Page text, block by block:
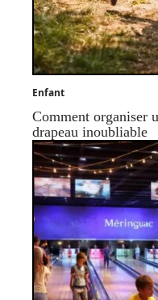
Enfant
Comment organiser
drapeau inoubliable